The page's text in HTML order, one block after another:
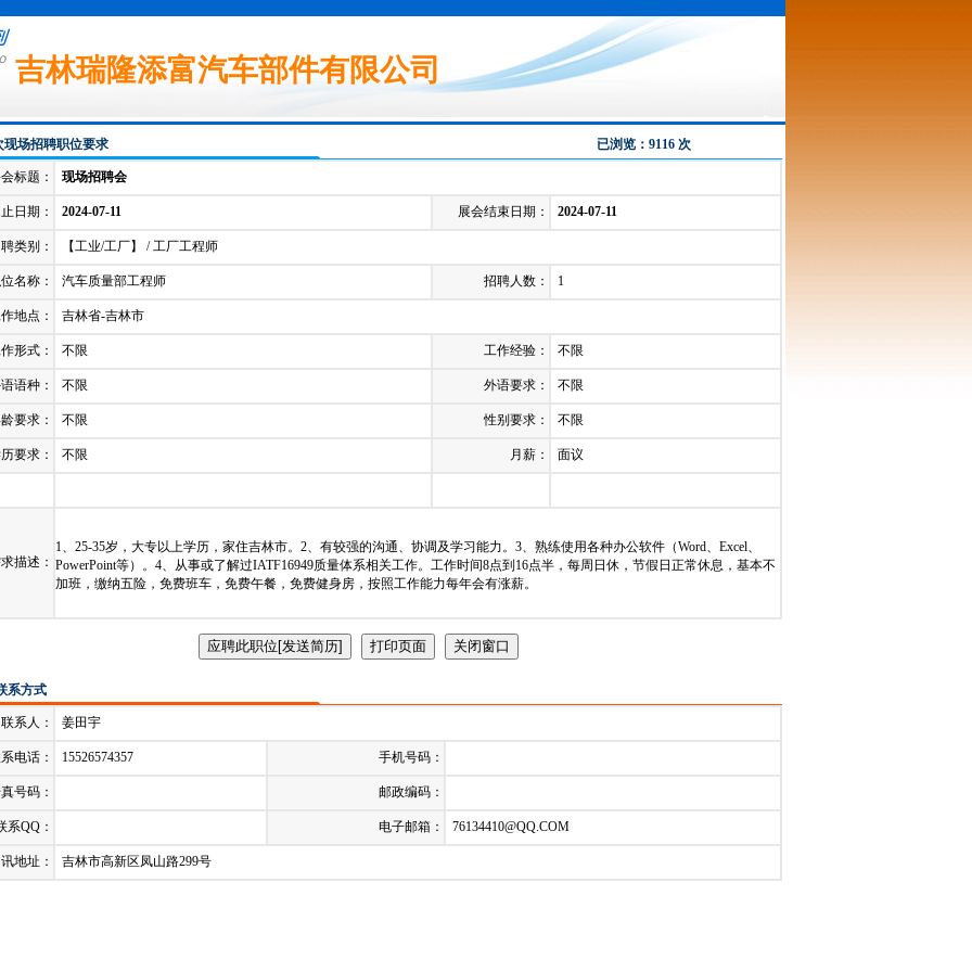
吉林瑞隆添富汽车部件有限公司
现场招聘职位要求 已浏览：9116 次
标题： 现场招聘会
日期： 2024-07-11 展会结束日期： 2024-07-11
类别： 【工业/工厂】 / 工厂工程师
名称： 汽车质量部工程师 招聘人数： 1
地点： 吉林省-吉林市
形式： 不限 工作经验： 不限
语种： 不限 外语要求： 不限
要求： 不限 性别要求： 不限
要求： 不限 月薪： 面议
描述：
1、25-35岁，大专以上学历，家住吉林市。2、有较强的沟通、协调及学习能力。3、熟练使用各种办公软件（Word、Excel、
PowerPoint等）。4、从事或了解过IATF16949质量体系相关工作。工作时间8点到16点半，每周日休，节假日正常休息，基本不
加班，缴纳五险，免费班车，免费午餐，免费健身房，按照工作能力每年会有涨薪。
系方式
联系人： 姜田宇
电话： 15526574357 手机号码：
号码： 邮政编码：
系QQ： 电子邮箱： 76134410@QQ.COM
地址： 吉林市高新区凤山路299号